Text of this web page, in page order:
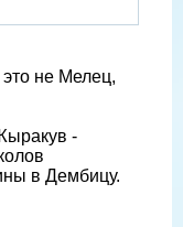
это не Мелец,
-
в Дембицу.